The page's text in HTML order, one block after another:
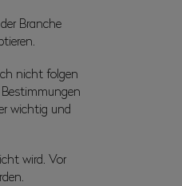
Branche
nicht folgen
wichtig und
wird. Vor